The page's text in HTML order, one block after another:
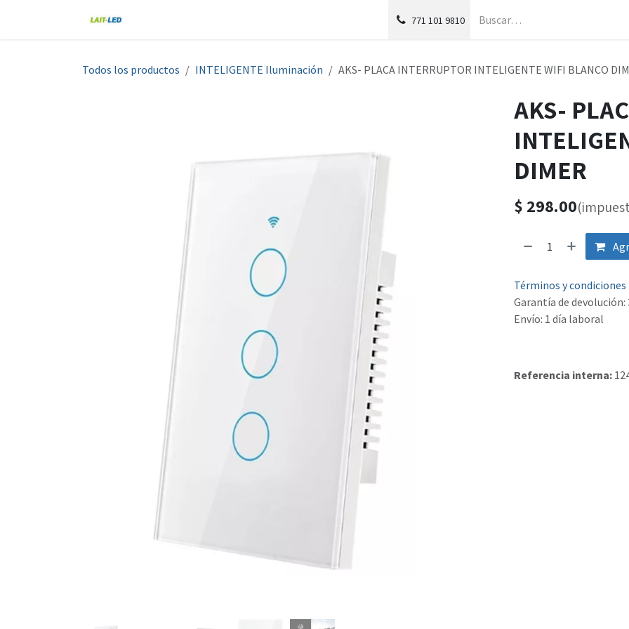
771 101 9810
Todos los productos INTELIGENTE Iluminación AKS- PLACA INTERRUPTOR INTELIGENTE WIFI BLANCO
AKS-
DIMER
$ 298.00
Términos y condiciones
Garantía de devolución:
Envío: 1 día laboral
Referencia interna: